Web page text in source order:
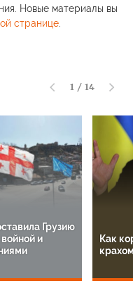
Новые материалы вы
странице.
1 / 14
Грузию
и
Как